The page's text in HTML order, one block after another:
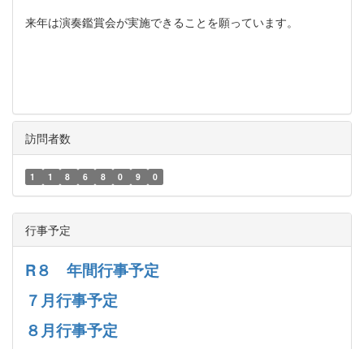
来年は演奏鑑賞会が実施できることを願っています。
訪問者数
1 1 8 6 8 0 9 0
行事予定
R８ 年間行事予定
７月行事予定
８月行事予定